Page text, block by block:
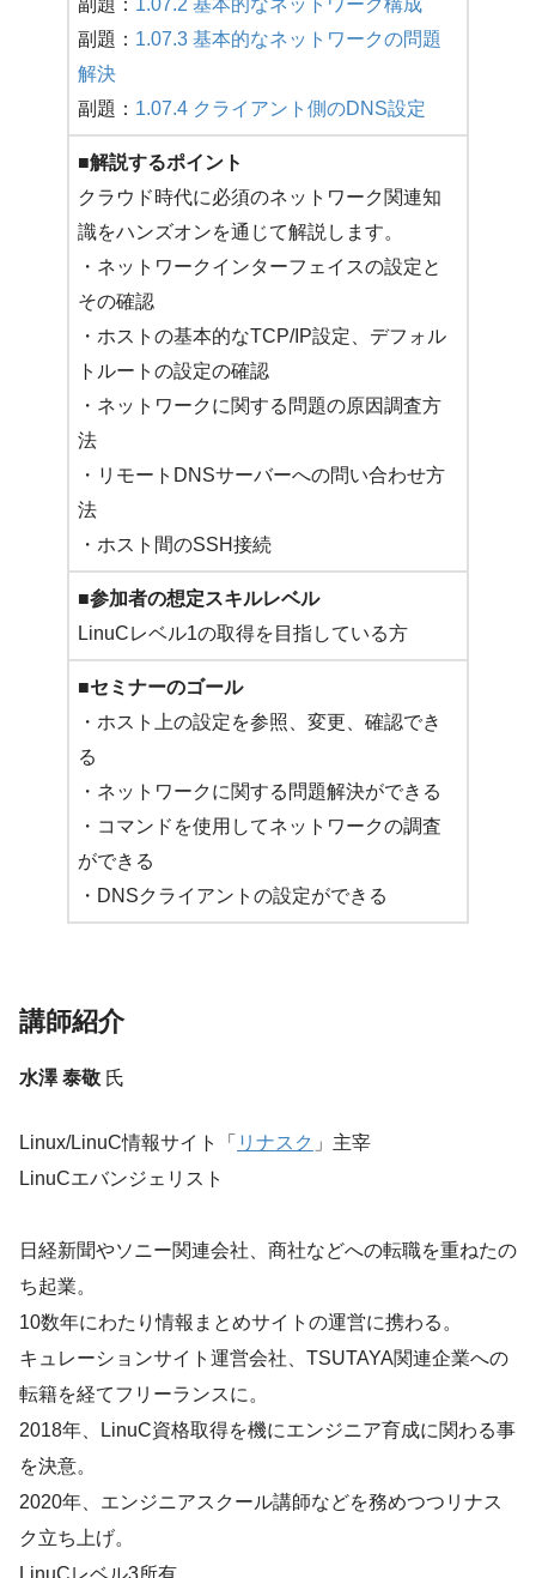
副題： 1.07.3 基本的なネットワークの問題
解決
副題： 1.07.4 クライアント側のDNS設定
■解説するポイント
クラウド時代に必須のネットワーク関連知
識をハンズオンを通じて解説します。
・ネットワークインターフェイスの設定と
その確認
・ホストの基本的なTCP/IP設定、デフォル
トルートの設定の確認
・ネットワークに関する問題の原因調査方
法
・リモートDNSサーバーへの問い合わせ方
法
・ホスト間のSSH接続
■参加者の想定スキルレベル
LinuCレベル1の取得を目指している方
■セミナーのゴール
・ホスト上の設定を参照、変更、確認でき
る
・ネットワークに関する問題解決ができる
・コマンドを使用してネットワークの調査
ができる
・DNSクライアントの設定ができる
講師紹介
水澤 泰敬 氏
Linux/LinuC情報サイト「 リナスク 」主宰
LinuCエバンジェリスト
日経新聞やソニー関連会社、商社などへの転職を重ねたの
ち起業。
10数年にわたり情報まとめサイトの運営に携わる。
キュレーションサイト運営会社、TSUTAYA関連企業への
転籍を経てフリーランスに。
2018年、LinuC資格取得を機にエンジニア育成に関わる事
を決意。
2020年、エンジニアスクール講師などを務めつつリナス
ク立ち上げ。